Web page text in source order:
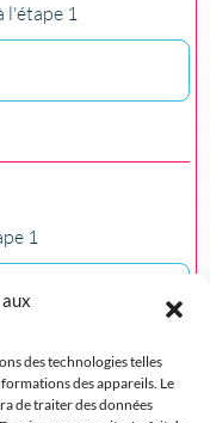
des technologies telles
des appareils. Le
de traiter des données
l'étape 1
1